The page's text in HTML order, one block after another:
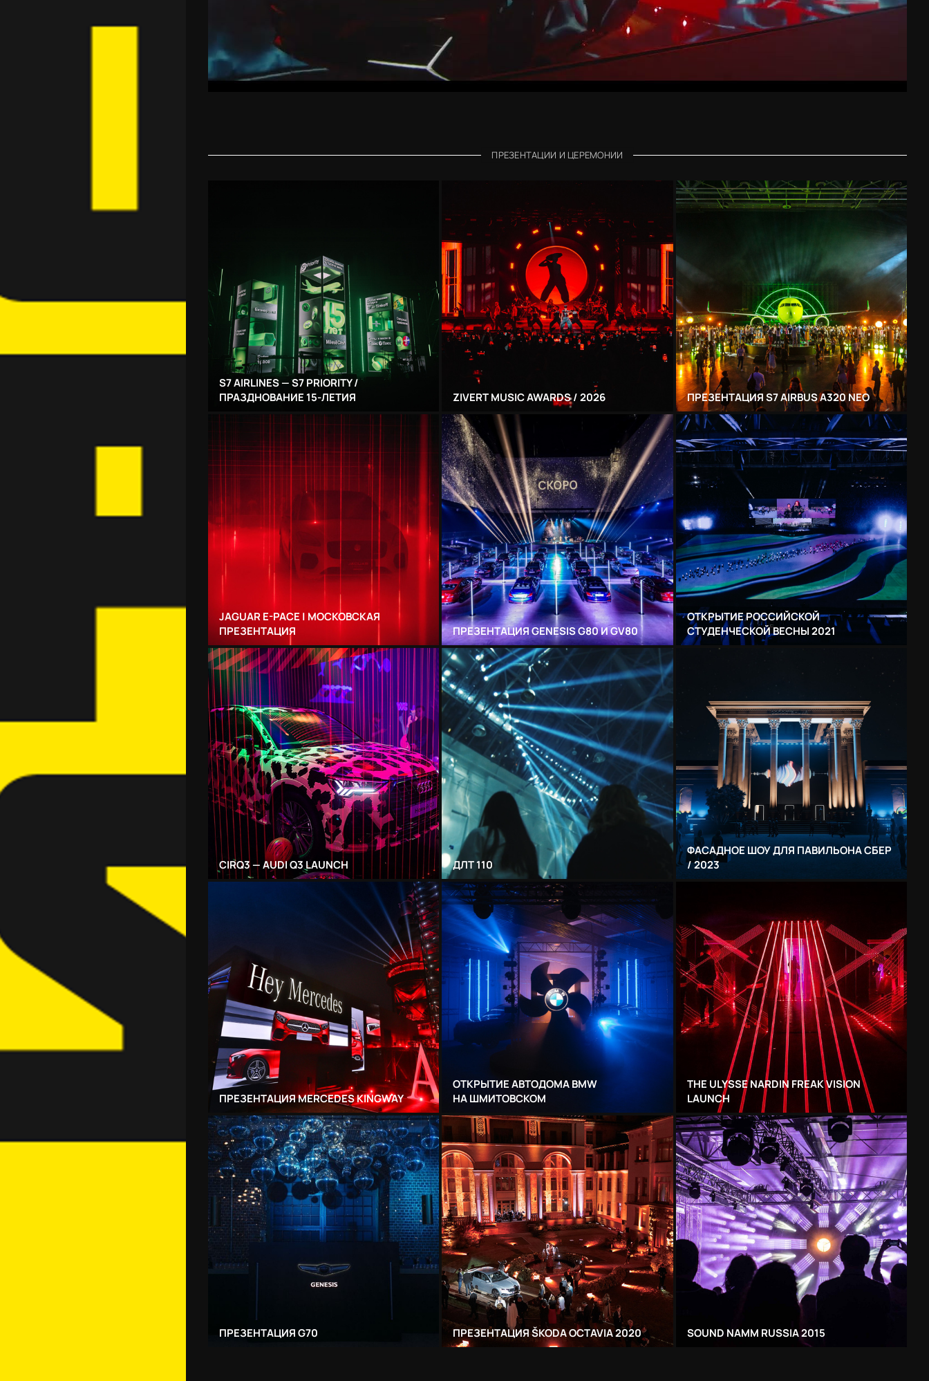
ПРЕЗЕНТАЦИИ И ЦЕРЕМОНИИ
S7 AIRLINES — S7 PRIORITY /
ПРАЗДНОВАНИЕ 15-ЛЕТИЯ
ZIVERT MUSIC AWARDS / 2026 ПРЕЗЕНТАЦИЯ S7 AIRBUS A320 NEO
JAGUAR E-PACE | МОСКОВСКАЯ
ПРЕЗЕНТАЦИЯ
ПРЕЗЕНТАЦИЯ GENESIS G80 И GV80
ОТКРЫТИЕ РОССИЙСКОЙ
СТУДЕНЧЕСКОЙ ВЕСНЫ 2021
CIRQ3 — AUDI Q3 LAUNCH ДЛТ 110
ФАСАДНОЕ ШОУ ДЛЯ ПАВИЛЬОНА СБЕР
/ 2023
ПРЕЗЕНТАЦИЯ MERCEDES KINGWAY
ОТКРЫТИЕ АВТОДОМА BMW
НА ШМИТОВСКОМ
THE ULYSSE NARDIN FREAK VISION
LAUNCH
ПРЕЗЕНТАЦИЯ G70 ПРЕЗЕНТАЦИЯ ŠKODA OCTAVIA 2020 SOUND NAMM RUSSIA 2015